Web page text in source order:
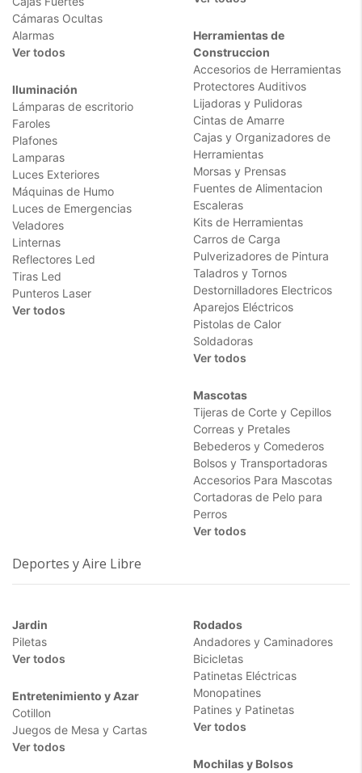
Cámaras Ocultas
Alarmas
Ver todos
Iluminación
Lámparas de escritorio
Faroles
Plafones
Lamparas
Luces Exteriores
Máquinas de Humo
Luces de Emergencias
Veladores
Linternas
Reflectores Led
Tiras Led
Punteros Laser
Ver todos
Herramientas de
Construccion
Accesorios de Herramientas
Protectores Auditivos
Lijadoras y Pulidoras
Cintas de Amarre
Cajas y Organizadores de
Herramientas
Morsas y Prensas
Fuentes de Alimentacion
Escaleras
Kits de Herramientas
Carros de Carga
Pulverizadores de Pintura
Taladros y Tornos
Destornilladores Electricos
Aparejos Eléctricos
Pistolas de Calor
Soldadoras
Ver todos
Mascotas
Tijeras de Corte y Cepillos
Correas y Pretales
Bebederos y Comederos
Bolsos y Transportadoras
Accesorios Para Mascotas
Cortadoras de Pelo para
Perros
Ver todos
Deportes y Aire Libre
Jardin
Piletas
Ver todos
Entretenimiento y Azar
Cotillon
Juegos de Mesa y Cartas
Ver todos
Rodados
Andadores y Caminadores
Bicicletas
Patinetas Eléctricas
Monopatines
Patines y Patinetas
Ver todos
Mochilas y Bolsos